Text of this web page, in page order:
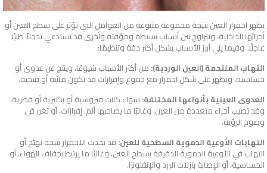
يظهر احمرار العين نتيجة مجموعة متنوعة من العوامل التي تؤثر على سطح العين أو
أجزائها الداخلية، وتتراوح بين أسباب بسيطة ومؤقتة وأخرى قد تستدعي تدخلاً طبيًا
عاجلًا. وفيما يلي أبرز الأسباب بشكل أكثر دقة وتنظيمًا:
التهاب الملتحمة (العين الوردية): من أكثر الأسباب شيوعًا، وينتج عن عدوى أو
حساسية، ويظهر على شكل احمرار مع دموع وإفرازات قد تكون مائية أو قيحية.
العدوى العينية بأنواعها المختلفة: سواء كانت فيروسية أو بكتيرية أو فطرية،
وقد تصيب أجزاء متعددة من العين، وغالبًا ما يصاحبها ألم، إفرازات، أو تغير في
وضوح الرؤية.
التهابات الأوعية الدموية السطحية للعين: قد يحدث الاحمرار نتيجة تهيّج أو
التهاب في الأوعية الدموية الدقيقة بسطح العين، وغالبًا ما يرتبط بجفاف الهواء، أو
الحساسية، أو الإصابة بنزلات البرد والإنفلونزا.